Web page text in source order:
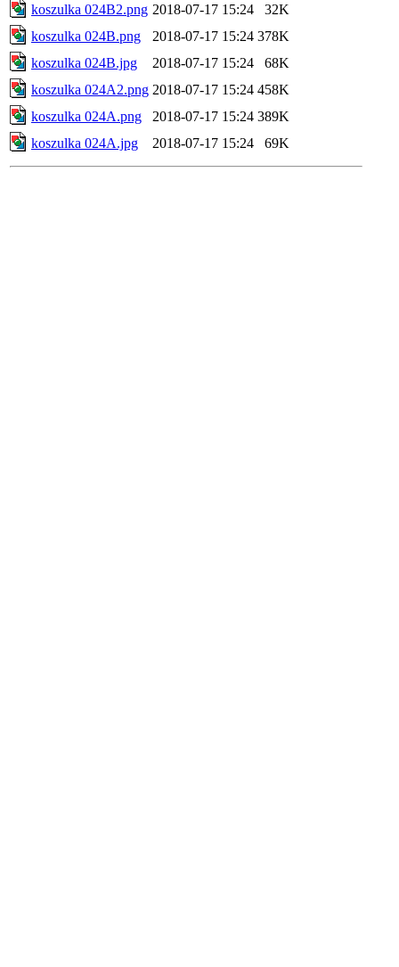
koszulka 024B2.png 2018-07-17 15:24
32K
koszulka 024B.png
2018-07-17 15:24 378K
koszulka 024B.jpg
2018-07-17 15:24
68K
koszulka 024A2.png 2018-07-17 15:24 458K
koszulka 024A.png
2018-07-17 15:24 389K
koszulka 024A.jpg
2018-07-17 15:24 69K